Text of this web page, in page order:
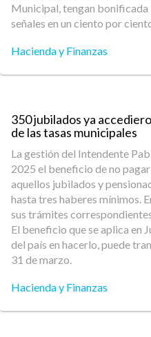
Municipal, tengan bonificada
señales en un ciento por
Hacienda y Finanzas
350 jubilados ya
de las tasas municipales
La gestión del Intendente
2025 el beneficio de no
aquellos jubilados y
hasta tres haberes mínimos.
sus trámites
El beneficio que se aplica en
del país en hacerlo, puede
31 de marzo.
Hacienda y Finanzas